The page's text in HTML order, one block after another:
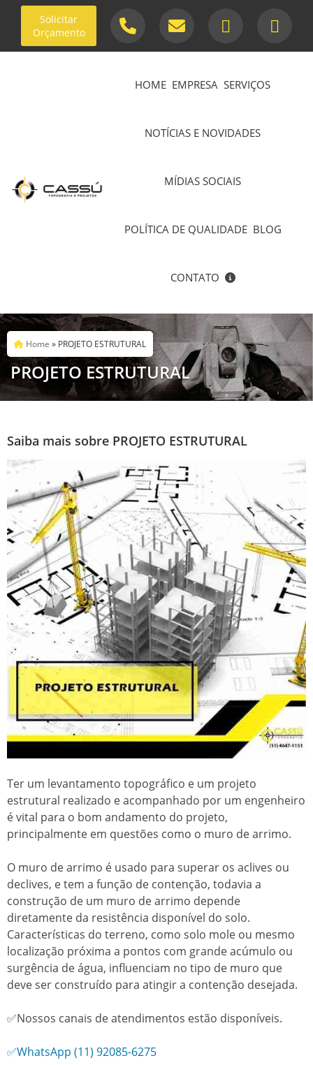
Solicitar
Orçamento
HOME EMPRESA SERVIÇOS
NOTÍCIAS E NOVIDADES
MÍDIAS SOCIAIS
POLÍTICA DE QUALIDADE BLOG
CONTATO
Home » PROJETO ESTRUTURAL
PROJETO ESTRUTURAL
Saiba mais sobre PROJETO ESTRUTURAL
Ter um levantamento topográfico e um projeto
estrutural realizado e acompanhado por um engenheiro
é vital para o bom andamento do projeto,
principalmente em questões como o muro de arrimo.
O muro de arrimo é usado para superar os aclives ou
declives, e tem a função de contenção, todavia a
construção de um muro de arrimo depende
diretamente da resistência disponível do solo.
Características do terreno, como solo mole ou mesmo
localização próxima a pontos com grande acúmulo ou
surgência de água, influenciam no tipo de muro que
deve ser construído para atingir a contenção desejada.
✅Nossos canais de atendimentos estão disponíveis.
✅WhatsApp (11) 92085-6275